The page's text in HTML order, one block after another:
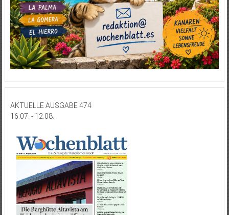
AKTUELLE AUSGABE 474
16.07. - 12.08.